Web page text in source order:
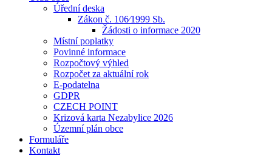
Úřední deska
Zákon č. 106⁄1999 Sb.
Žádosti o informace 2020
Místní poplatky
Povinné informace
Rozpočtový výhled
Rozpočet za aktuální rok
E-podatelna
GDPR
CZECH POINT
Krizová karta Nezabylice 2026
Územní plán obce
Formuláře
Kontakt